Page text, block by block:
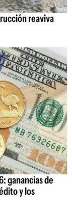
reaviva
ganancias de
y los